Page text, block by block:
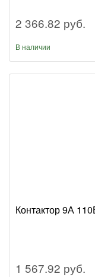
2 366.82 руб.
В наличии
Контактор 9А
1 567.92 руб.